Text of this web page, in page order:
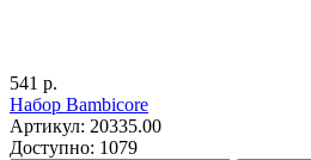
541 р.
Набор Bambicore
Артикул: 20335.00
Доступно: 1079